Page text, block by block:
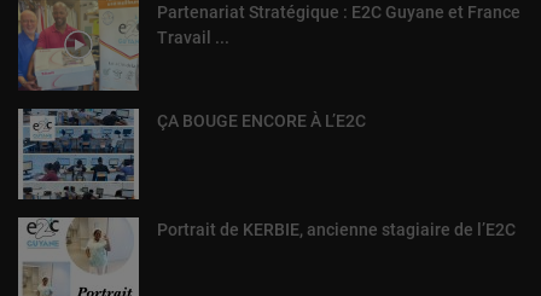
Partenariat Stratégique : E2C Guyane et France
Travail ...
ÇA BOUGE ENCORE À L’E2C
Portrait de KERBIE, ancienne stagiaire de l’E2C